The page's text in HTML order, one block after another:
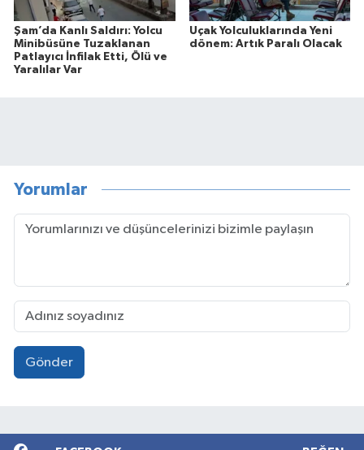
Şam’da Kanlı Saldırı: Yolcu
Minibüsüne Tuzaklanan
Patlayıcı İnfilak Etti, Ölü ve
Yaralılar Var
Uçak Yolculuklarında Yeni
dönem: Artık Paralı Olacak
Yorumlar
Gönder